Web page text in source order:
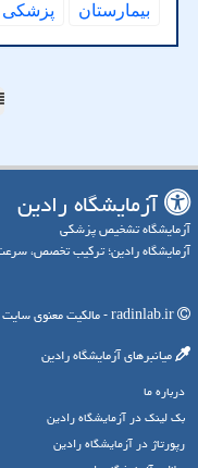
بیمارستان
پزشكی
آزمایشگاه رادین
آزمایشگاه تشخیص پزشکی
آزمایشگاه رادین؛ ترکیب تخصص،
میانبرهای آزمایشگاه رادین
درباره ما
بک لینک در آزمایشگاه رادین
رپورتاژ در آزمایشگاه رادین